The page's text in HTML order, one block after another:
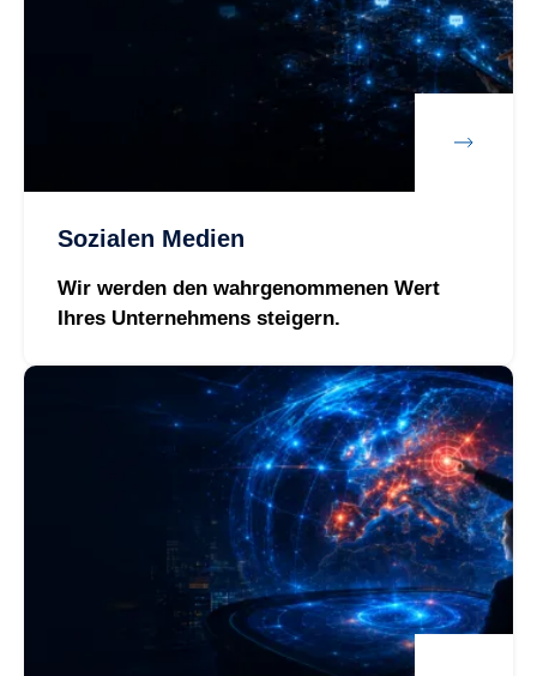
Sozialen Medien
Wir werden den wahrgenommenen Wert
Ihres Unternehmens steigern.